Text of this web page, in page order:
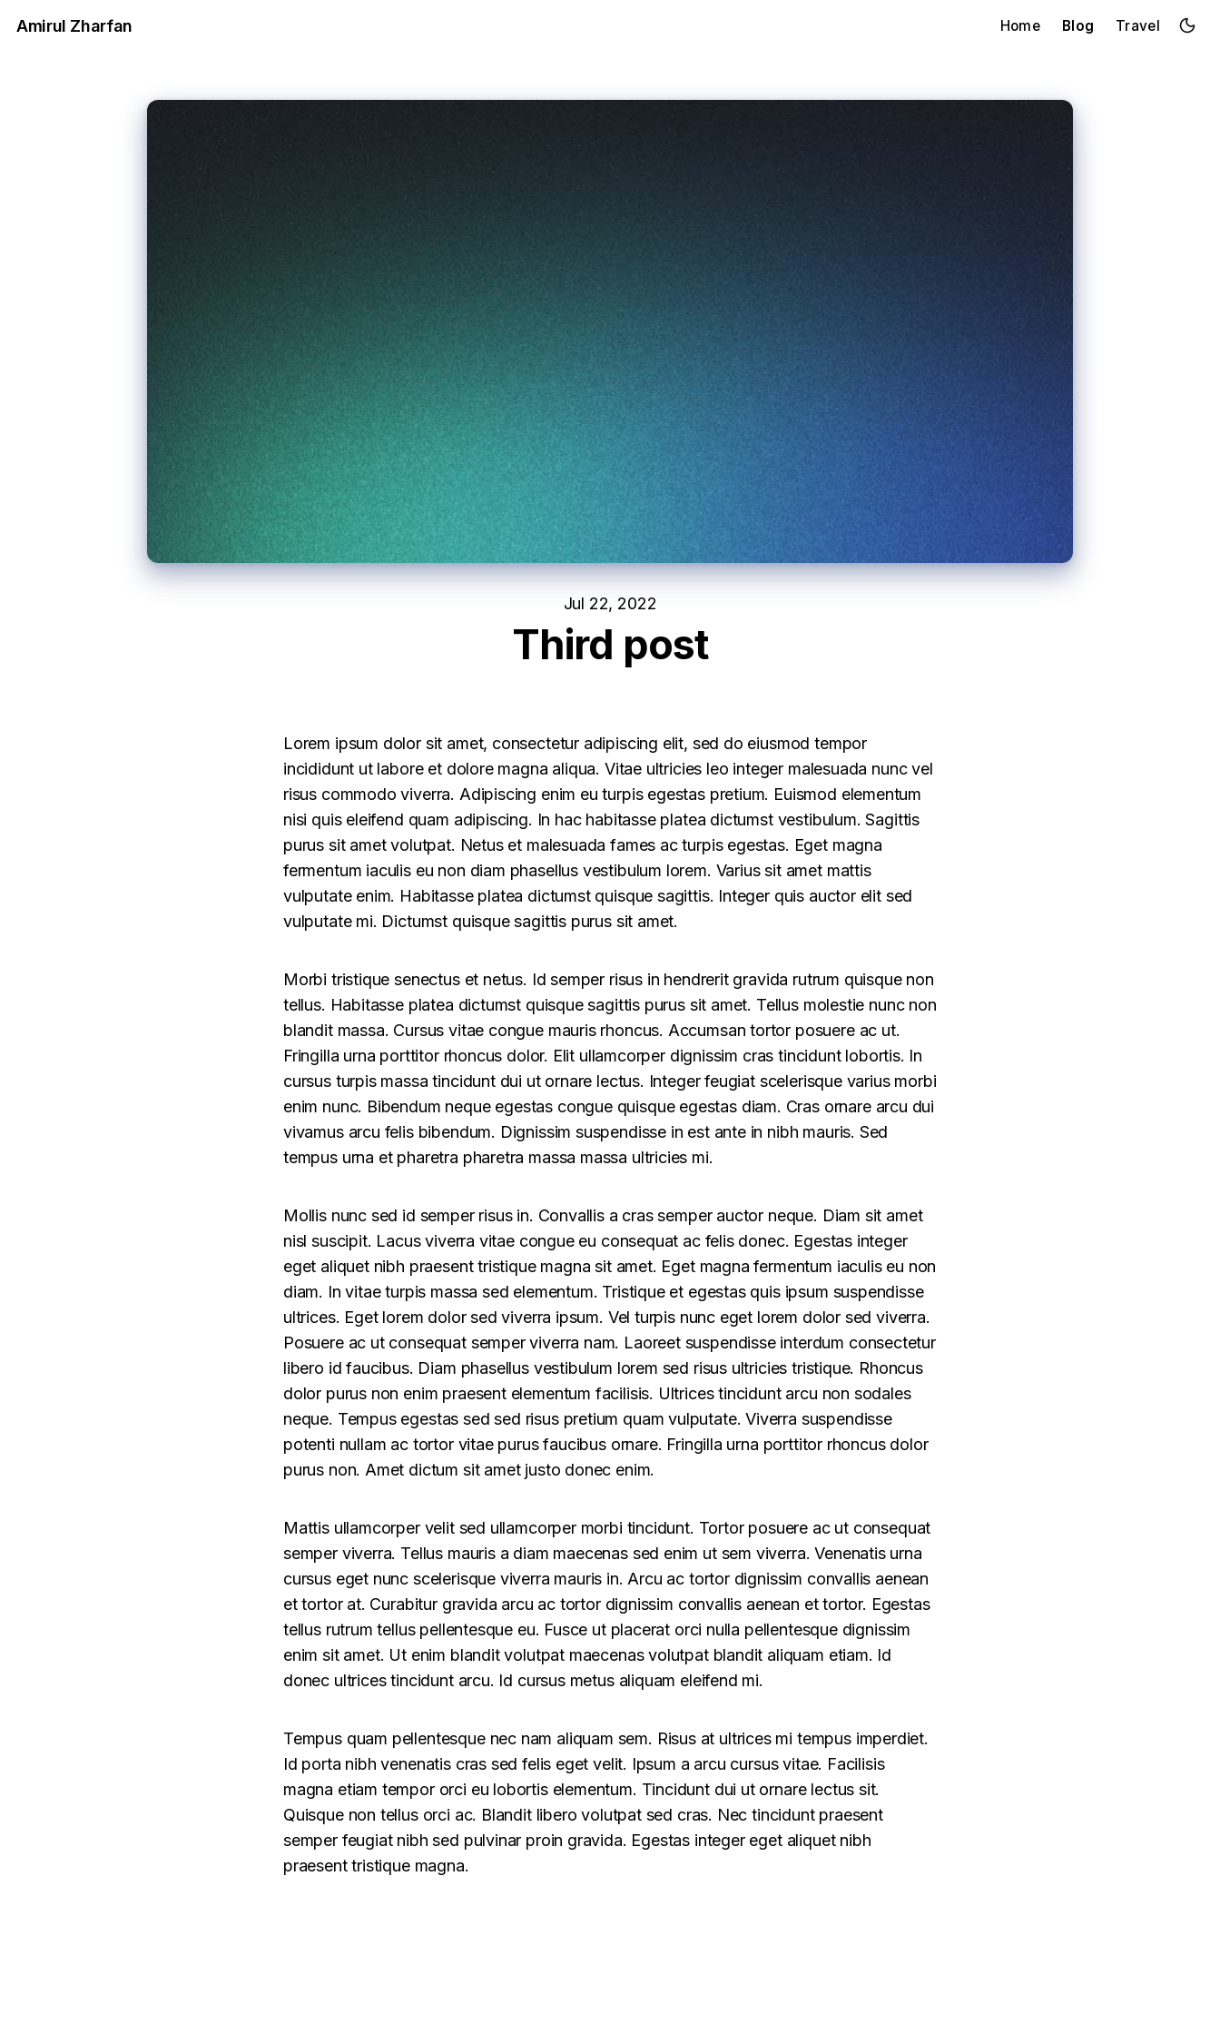
Amirul Zharfan Home Blog Travel
Jul 22, 2022
Third post
Lorem ipsum dolor sit amet, consectetur adipiscing elit, sed do eiusmod tempor
incididunt ut labore et dolore magna aliqua. Vitae ultricies leo integer malesuada nunc vel
risus commodo viverra. Adipiscing enim eu turpis egestas pretium. Euismod elementum
nisi quis eleifend quam adipiscing. In hac habitasse platea dictumst vestibulum. Sagittis
purus sit amet volutpat. Netus et malesuada fames ac turpis egestas. Eget magna
fermentum iaculis eu non diam phasellus vestibulum lorem. Varius sit amet mattis
vulputate enim. Habitasse platea dictumst quisque sagittis. Integer quis auctor elit sed
vulputate mi. Dictumst quisque sagittis purus sit amet.
Morbi tristique senectus et netus. Id semper risus in hendrerit gravida rutrum quisque non
tellus. Habitasse platea dictumst quisque sagittis purus sit amet. Tellus molestie nunc non
blandit massa. Cursus vitae congue mauris rhoncus. Accumsan tortor posuere ac ut.
Fringilla urna porttitor rhoncus dolor. Elit ullamcorper dignissim cras tincidunt lobortis. In
cursus turpis massa tincidunt dui ut ornare lectus. Integer feugiat scelerisque varius morbi
enim nunc. Bibendum neque egestas congue quisque egestas diam. Cras ornare arcu dui
vivamus arcu felis bibendum. Dignissim suspendisse in est ante in nibh mauris. Sed
tempus urna et pharetra pharetra massa massa ultricies mi.
Mollis nunc sed id semper risus in. Convallis a cras semper auctor neque. Diam sit amet
nisl suscipit. Lacus viverra vitae congue eu consequat ac felis donec. Egestas integer
eget aliquet nibh praesent tristique magna sit amet. Eget magna fermentum iaculis eu non
diam. In vitae turpis massa sed elementum. Tristique et egestas quis ipsum suspendisse
ultrices. Eget lorem dolor sed viverra ipsum. Vel turpis nunc eget lorem dolor sed viverra.
Posuere ac ut consequat semper viverra nam. Laoreet suspendisse interdum consectetur
libero id faucibus. Diam phasellus vestibulum lorem sed risus ultricies tristique. Rhoncus
dolor purus non enim praesent elementum facilisis. Ultrices tincidunt arcu non sodales
neque. Tempus egestas sed sed risus pretium quam vulputate. Viverra suspendisse
potenti nullam ac tortor vitae purus faucibus ornare. Fringilla urna porttitor rhoncus dolor
purus non. Amet dictum sit amet justo donec enim.
Mattis ullamcorper velit sed ullamcorper morbi tincidunt. Tortor posuere ac ut consequat
semper viverra. Tellus mauris a diam maecenas sed enim ut sem viverra. Venenatis urna
cursus eget nunc scelerisque viverra mauris in. Arcu ac tortor dignissim convallis aenean
et tortor at. Curabitur gravida arcu ac tortor dignissim convallis aenean et tortor. Egestas
tellus rutrum tellus pellentesque eu. Fusce ut placerat orci nulla pellentesque dignissim
enim sit amet. Ut enim blandit volutpat maecenas volutpat blandit aliquam etiam. Id
donec ultrices tincidunt arcu. Id cursus metus aliquam eleifend mi.
Tempus quam pellentesque nec nam aliquam sem. Risus at ultrices mi tempus imperdiet.
Id porta nibh venenatis cras sed felis eget velit. Ipsum a arcu cursus vitae. Facilisis
magna etiam tempor orci eu lobortis elementum. Tincidunt dui ut ornare lectus sit.
Quisque non tellus orci ac. Blandit libero volutpat sed cras. Nec tincidunt praesent
semper feugiat nibh sed pulvinar proin gravida. Egestas integer eget aliquet nibh
praesent tristique magna.